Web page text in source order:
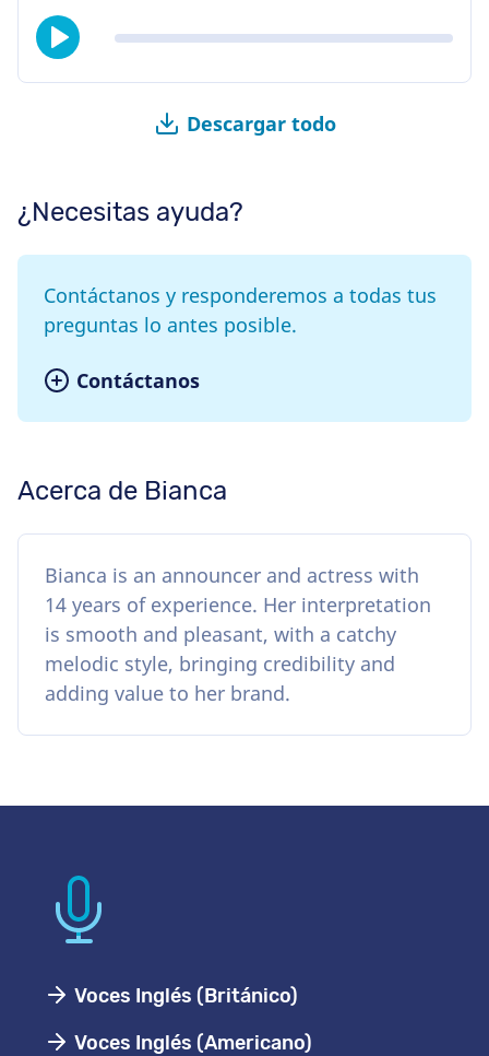
Descargar todo
¿Necesitas ayuda?
Contáctanos y responderemos a todas tus
preguntas lo antes posible.
Contáctanos
Acerca de Bianca
Bianca is an announcer and actress with
14 years of experience. Her interpretation
is smooth and pleasant, with a catchy
melodic style, bringing credibility and
adding value to her brand.
Voces Inglés (Británico)
Voces Inglés (Americano)